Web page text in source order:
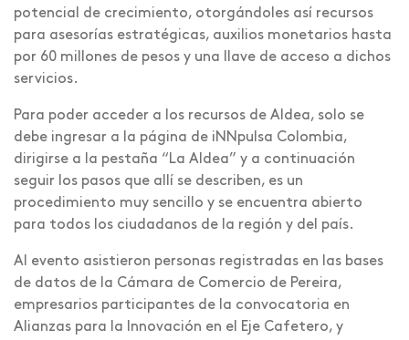
potencial de crecimiento, otorgándoles así recursos
para asesorías estratégicas, auxilios monetarios hasta
por 60 millones de pesos y una llave de acceso a dichos
servicios.
Para poder acceder a los recursos de Aldea, solo se
debe ingresar a la página de iNNpulsa Colombia,
dirigirse a la pestaña “La Aldea” y a continuación
seguir los pasos que allí se describen, es un
procedimiento muy sencillo y se encuentra abierto
para todos los ciudadanos de la región y del país.
Al evento asistieron personas registradas en las bases
de datos de la Cámara de Comercio de Pereira,
empresarios participantes de la convocatoria en
Alianzas para la Innovación en el Eje Cafetero, y